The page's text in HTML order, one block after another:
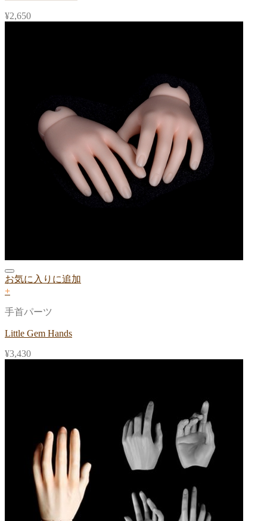
¥2,650
お気に入りに追加
+
手首パーツ
Little Gem Hands
¥3,430